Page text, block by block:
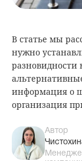
В статье мы
нужно
разновидности
информация о
организация
Автор